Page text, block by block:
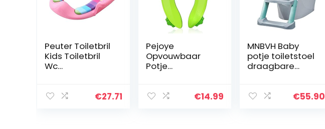
Peuter Toiletbril
Kids Toiletbril
Wc
Jongens
€27.71
Pejoye
Opvouwbaar
Potje
Reizen Peuter
€14.99
MNBVH Baby
potje toiletstoel
draagbare
kinderstoel met
€55.90